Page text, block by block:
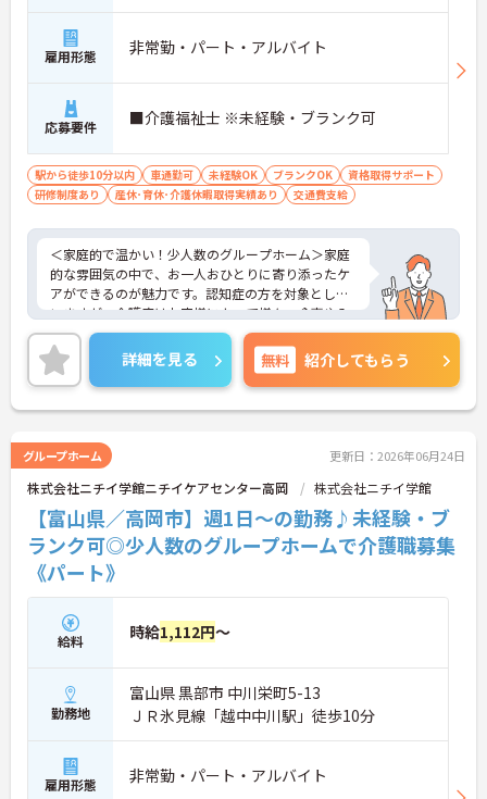
受講し、施設長やケアマネジャーへステップアップ
できる明確なキャリアマップが用意されています
＜手厚い子育て支援！プライベートも大切にできる
環境＞ 「ワークライフバランスを重視する方にも大
変おすすめの求人です。希望を考慮したシフト作成
や半日単位で取得できる有給休暇など、無理なく働
ける体制が整っています。特に子育て支援が手厚
く、10～18歳のお子様を対象とした『子ども手当』
や、企業主導型保育所の利用手当（月1万円）など
利用でき、ライフステージが変わっても安心のサポ
ート体制です。
雇用形態 非常勤・パート・アルバイト
応募要件 ■介護福祉士 ※未経験・ブランク可
駅から徒歩10分以内 車通勤可 未経験OK ブランクOK
資格取得サポート
研修制度あり
産休･育休･介護休暇取得実績あり 交通費支給
＜家庭的で温かい！少人数のグループホーム＞家庭
的な雰囲気の中で、お一人おひとりに寄り添ったケ
アができるのが魅力です。認知症の方を対象として
いますが、介護度はお客様によって様々。食事や入
浴、排泄などの日常生活を支援しながら、まるで家
族のように温かい時間を共有できます。「流れ作業
ではなく、じっくりと人と向き合いたい」という方
にぴったりの環境です。
＜柔軟な働き方ができる＞プライベートを大切にし
から勤務可能で、働ける時間や日数は相談に乗って
もらえます。また、子ども手当（10～18歳対象）も
用意されており、子育て世代を応援する仕組みが整
っているのも嬉しいポイントです。
詳細を見る 無料 紹介してもらう
グループホーム 更新日：2026年06月24日
株式会社ニチイ学館ニチイケアセンター高岡 株式会社ニチイ学館
【富山県／高岡市】週1日～の勤務♪未経験・ブ
ランク可◎少人数のグループホームで介護職募集
《パート》
給料 時給1,112円～
勤務地
富山県 黒部市 中川栄町5-13
ＪＲ氷見線「越中中川駅」徒歩10分
雇用形態 非常勤・パート・アルバイト